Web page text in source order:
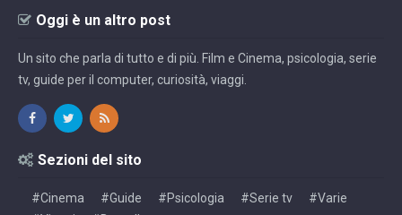
Oggi è un altro post
Un sito che parla di tutto e di più. Film e Cinema, psicologia, serie
tv, guide per il computer, curiosità, viaggi.
Sezioni del sito
#Cinema #Guide #Psicologia #Serie tv
#Varie